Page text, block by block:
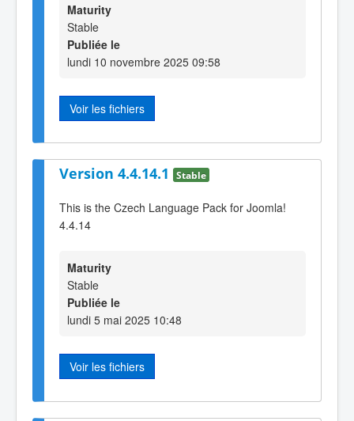
Maturity
Stable
Publiée le
lundi 10 novembre 2025 09:58
Voir les fichiers
Version 4.4.14.1 Stable
This is the Czech Language Pack for Joomla!
4.4.14
Maturity
Stable
Publiée le
lundi 5 mai 2025 10:48
Voir les fichiers